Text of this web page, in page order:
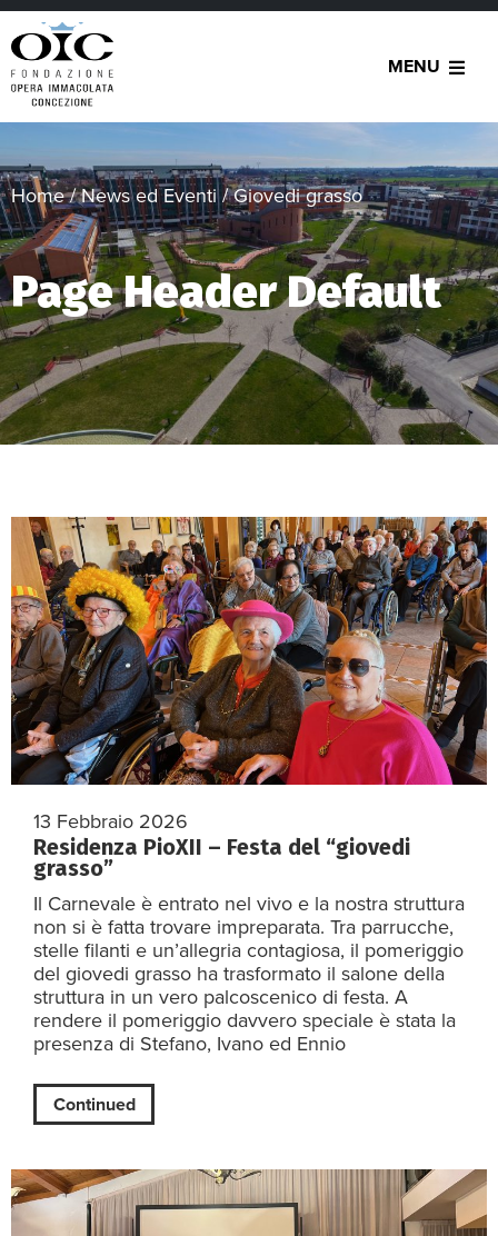
MENU
Home/News ed Eventi/Giovedi grasso
Page Header Default
13 Febbraio 2026
Residenza PioXII – Festa del “giovedi
grasso”
Il Carnevale è entrato nel vivo e la nostra struttura
non si è fatta trovare impreparata. Tra parrucche,
stelle filanti e un’allegria contagiosa, il pomeriggio
del giovedi grasso ha trasformato il salone della
struttura in un vero palcoscenico di festa. A
rendere il pomeriggio davvero speciale è stata la
presenza di Stefano, Ivano ed Ennio
Continued